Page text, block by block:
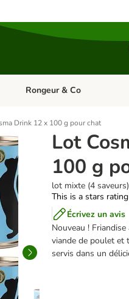
Chien
Dérouler les catégories: Chat
Rongeur & Co
Drink 12 x 100 g pour chat
Lot
100 g
lot mixte (4 saveurs)
This is a stars
Écrivez un avis
Nouveau !
viande de poulet et
servis dans un